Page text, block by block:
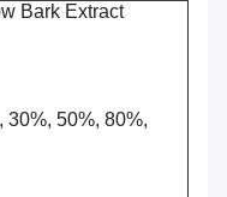
Bark Extract
50%, 80%,